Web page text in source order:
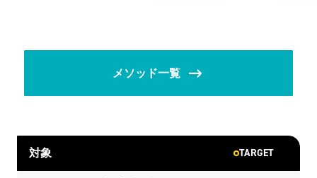
メソッド一覧
対象 TARGET